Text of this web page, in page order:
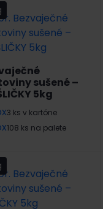
sušené –
5kg
3 ks v kartóne
108 ks na palete